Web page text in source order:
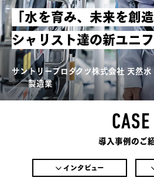
サントリープロダクツ株式会社 天然
製造業
「水を育み、未来を創造
シャリスト達の新ユニ
CASE
導入事例のご
インタビュー